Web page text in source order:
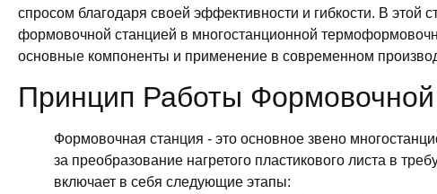
спросом благодаря своей эффективности и гибкости. В этой
формовочной станцией в многостанционной
основные компоненты и применение в современном
Принцип Работы
Формовочная станция - это основное звено
за преобразование нагретого пластикового листа в
включает в себя следующие этапы: